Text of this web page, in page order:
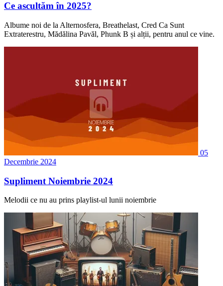
Ce ascultăm în 2025?
Albume noi de la Alternosfera, Breathelast, Cred Ca Sunt
Extraterestru, Mădălina Pavăl, Phunk B și alții, pentru anul ce vine.
05
Decembrie 2024
Supliment Noiembrie 2024
Melodii ce nu au prins playlist-ul lunii noiembrie